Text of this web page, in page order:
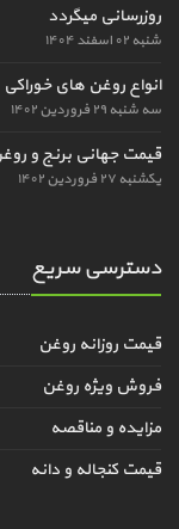
روزرسانی میگردد
شنبه ۰۲ اسفند ۱۴۰۴
انواع روغن های خوراکی
سه شنبه ۲۹ فروردین ۱۴۰۲
قیمت جهانی برنج و
یکشنبه ۲۷ فروردین ۱۴۰۲
دسترسی سریع
قیمت روزانه روغن
فروش ویژه روغن
مزایده و مناقصه
قیمت کنجاله و دانه